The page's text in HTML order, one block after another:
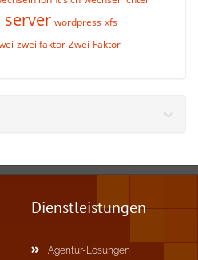
wordpress xfs
zwei faktor Zwei-Faktor-
Dienstleistungen
Agentur-Lösungen